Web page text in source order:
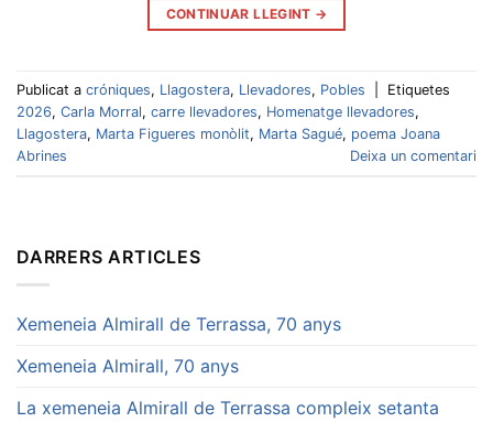
CONTINUAR LLEGINT →
Publicat a cróniques, Llagostera, Llevadores, Pobles
Etiquetes
2026, Carla Morral, carre llevadores, Homenatge llevadores,
Llagostera, Marta Figueres monòlit, Marta Sagué, poema Joana
Abrines
Deixa un comentari
DARRERS ARTICLES
Xemeneia Almirall de Terrassa, 70 anys
Xemeneia Almirall, 70 anys
La xemeneia Almirall de Terrassa compleix setanta